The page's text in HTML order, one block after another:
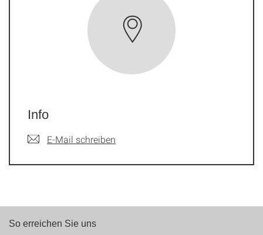
Info
E-Mail schreiben
So erreichen Sie uns